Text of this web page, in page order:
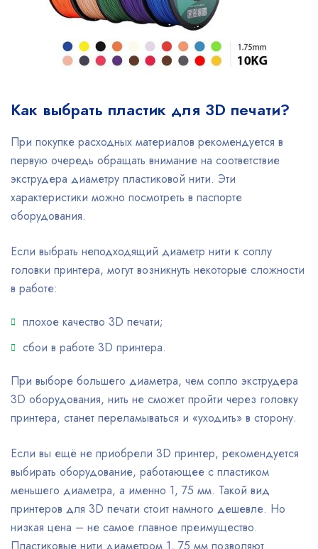
Как выбрать пластик для 3D печати?
При покупке расходных материалов рекомендуется в
первую очередь обращать внимание на соответствие
экструдера диаметру пластиковой нити. Эти
характеристики можно посмотреть в паспорте
оборудования.
Если выбрать неподходящий диаметр нити к соплу
головки принтера, могут возникнуть некоторые сложности
в работе:
плохое качество 3D печати;
сбои в работе 3D принтера.
При выборе большего диаметра, чем сопло экструдера
3D оборудования, нить не сможет пройти через головку
принтера, станет переламываться и «уходить» в сторону.
Если вы ещё не приобрели 3D принтер, рекомендуется
выбирать оборудование, работающее с пластиком
меньшего диаметра, а именно 1, 75 мм. Такой вид
принтеров для 3D печати стоит намного дешевле. Но
низкая цена – не самое главное преимущество.